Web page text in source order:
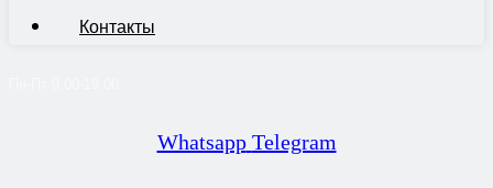
Контакты
Whatsapp Telegram